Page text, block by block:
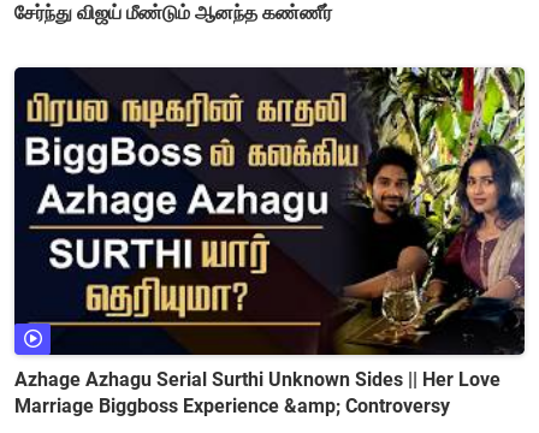
சேர்ந்து விஜய் மீண்டும் ஆனந்த கண்ணீர்
Azhage Azhagu Serial Surthi Unknown Sides || Her Love
Marriage Biggboss Experience &amp; Controversy